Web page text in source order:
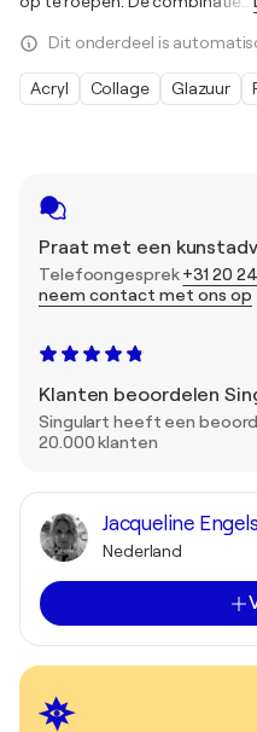
Praat met een
Telefoongesprek+31 20
neem contact met ons op
Klanten beoordelen
Singulart heeft een
20.000 klanten
Jacqueline Engels
Nederland
Dit onderdeel is
Acryl Collage Glazuur